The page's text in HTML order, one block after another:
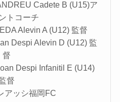
Cadete B (U15)ア
トコーチ
Alevin A (U12) 監督
Despi Alevin D (U12) 監
督
Infanitil E (U14)
督
アッシ福岡FC